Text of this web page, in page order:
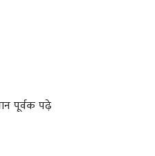
पूर्वक पढ़े